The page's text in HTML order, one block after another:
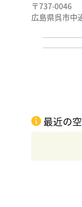
〒737-0046
広島県呉市中
最近の